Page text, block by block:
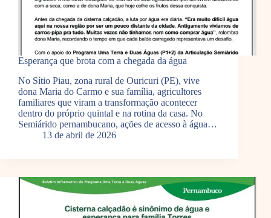
Esperança que brota com a chegada da água
No Sítio Piau, zona rural de Ouricuri (PE), vive
dona Maria do Carmo e sua família, agricultores
familiares que viram a transformação acontecer
dentro do próprio quintal e na rotina da casa. No
Semiárido pernambucano, ações de acesso à água…
13 de abril de 2026